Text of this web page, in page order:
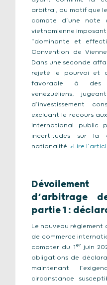
arbitral, au motif que
compte d’une note
vietnamienne
“dominante et
Convention de
Dans une seconde
rejeté le pourvoi et
favorable à des
vénézuéliens,
d’investissement
excluant le recours
international public
incertitudes sur la
nationalité. >Lire
d’arbitrage
partie 1 :
Le nouveau règlement
de commerce
compter du 1er juin
obligations de
maintenant
circonstance